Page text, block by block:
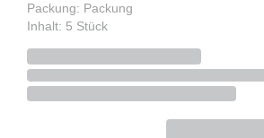
Packung: Packung
Inhalt: 5 Stück